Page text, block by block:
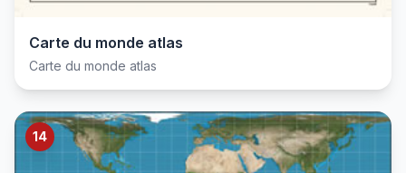
Carte du monde atlas
Carte du monde atlas
14